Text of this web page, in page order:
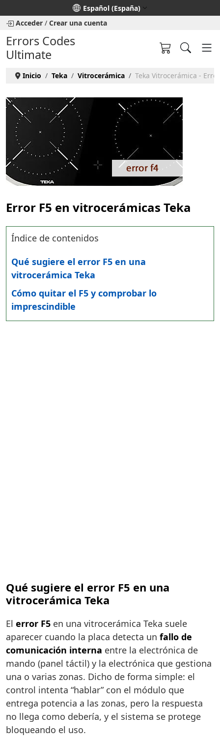
Seleccione su idioma
Español (España)
Acceder / Crear una cuenta
Errors Codes
Ultimate
Inicio Teka Vitrocerámica Teka Vitrocerámica -
Error F5 en vitrocerámicas Teka
Índice de contenidos
Qué sugiere el error F5 en una
vitrocerámica Teka
Cómo quitar el F5 y comprobar lo
imprescindible
Qué sugiere el error F5 en una
vitrocerámica Teka
El error F5 en una vitrocerámica Teka suele
aparecer cuando la placa detecta un fallo de
comunicación interna entre la electrónica de
mando (panel táctil) y la electrónica que gestiona
una o varias zonas. Dicho de forma simple: el
control intenta “hablar” con el módulo que
entrega potencia a las zonas, pero la respuesta
no llega como debería, y el sistema se protege
bloqueando el uso.